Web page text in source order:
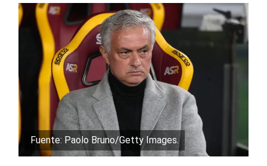
Fuente: Paolo Bruno/Getty Images.